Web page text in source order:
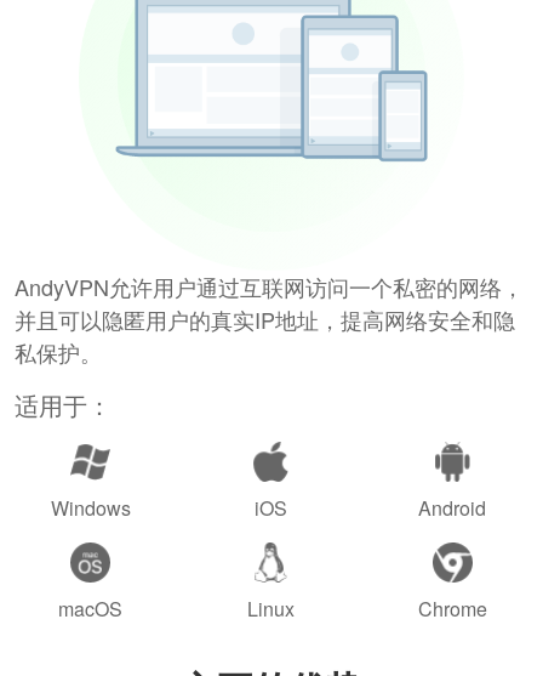
AndyVPN允许用户通过互联网访问一个私密的网络，
并且可以隐匿用户的真实IP地址，提高网络安全和隐
私保护。
适用于：
Windows iOS Android
macOS Linux Chrome